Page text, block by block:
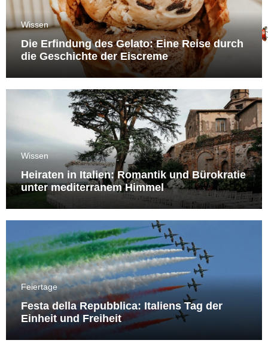
Wissen
Die Erfindung des Gelato: Eine Reise durch
die Geschichte der Eiscreme
Wissen
Heiraten in Italien: Romantik und Bürokratie
unter mediterranem Himmel
Feiertage
Festa della Repubblica: Italiens Tag der
Einheit und Freiheit